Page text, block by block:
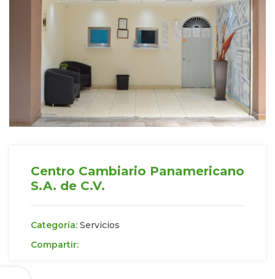
Centro Cambiario Panamericano
S.A. de C.V.
Categoría: Servicios
Compartir: